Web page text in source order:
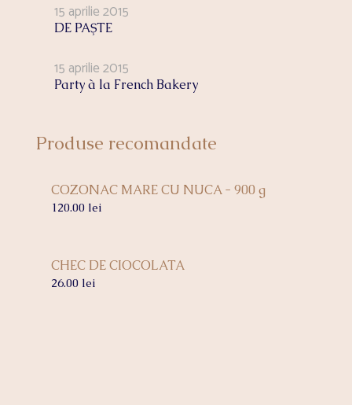
15 aprilie 2015
DE PAŞTE
15 aprilie 2015
Party à la French Bakery
Produse recomandate
COZONAC MARE CU NUCA - 900 g
120.00 lei
CHEC DE CIOCOLATA
26.00 lei